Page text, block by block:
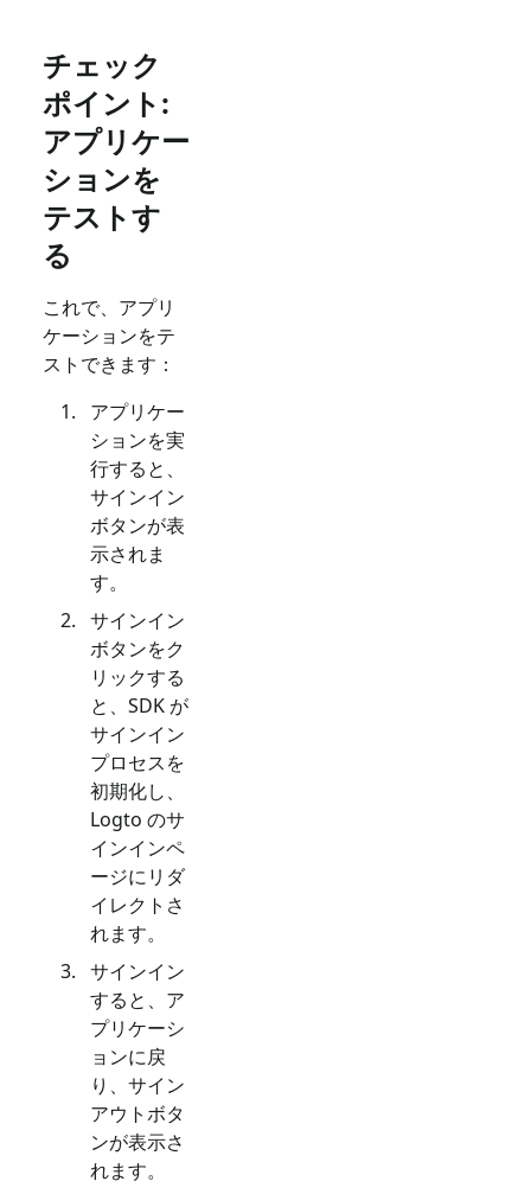
チェック
ポイント:
アプリケー
ションを
テストす
る
これで、アプリ
ケーションをテ
ストできます：
アプリケー
ションを実
行すると、
サインイン
ボタンが表
示されま
す。
サインイン
ボタンをク
リックする
と、SDK が
サインイン
プロセスを
初期化し、
Logto のサ
インインペ
ージにリダ
イレクトさ
れます。
サインイン
すると、ア
プリケーシ
ョンに戻
り、サイン
アウトボタ
ンが表示さ
れます。